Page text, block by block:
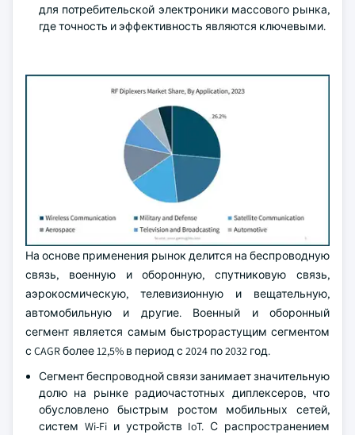
для потребительской электроники массового рынка,
где точность и эффективность являются ключевыми.
На основе применения рынок делится на беспроводную
связь, военную и оборонную, спутниковую связь,
аэрокосмическую, телевизионную и вещательную,
автомобильную и другие. Военный и оборонный
сегмент является самым быстрорастущим сегментом
с CAGR более 12,5% в период с 2024 по 2032 год.
Сегмент беспроводной связи занимает значительную
долю на рынке радиочастотных диплексеров, что
обусловлено быстрым ростом мобильных сетей,
систем Wi-Fi и устройств IoT. С распространением